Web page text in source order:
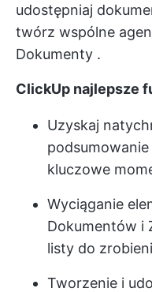
udostępniaj
twórz wspólne
Dokumenty .
ClickUp najlepsze
Uzyskaj
kluczowe
Wyciąganie
Dokumentów i
listy do
Tworzenie i